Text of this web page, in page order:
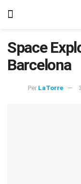
Space
Barcelona
Per LaTorre